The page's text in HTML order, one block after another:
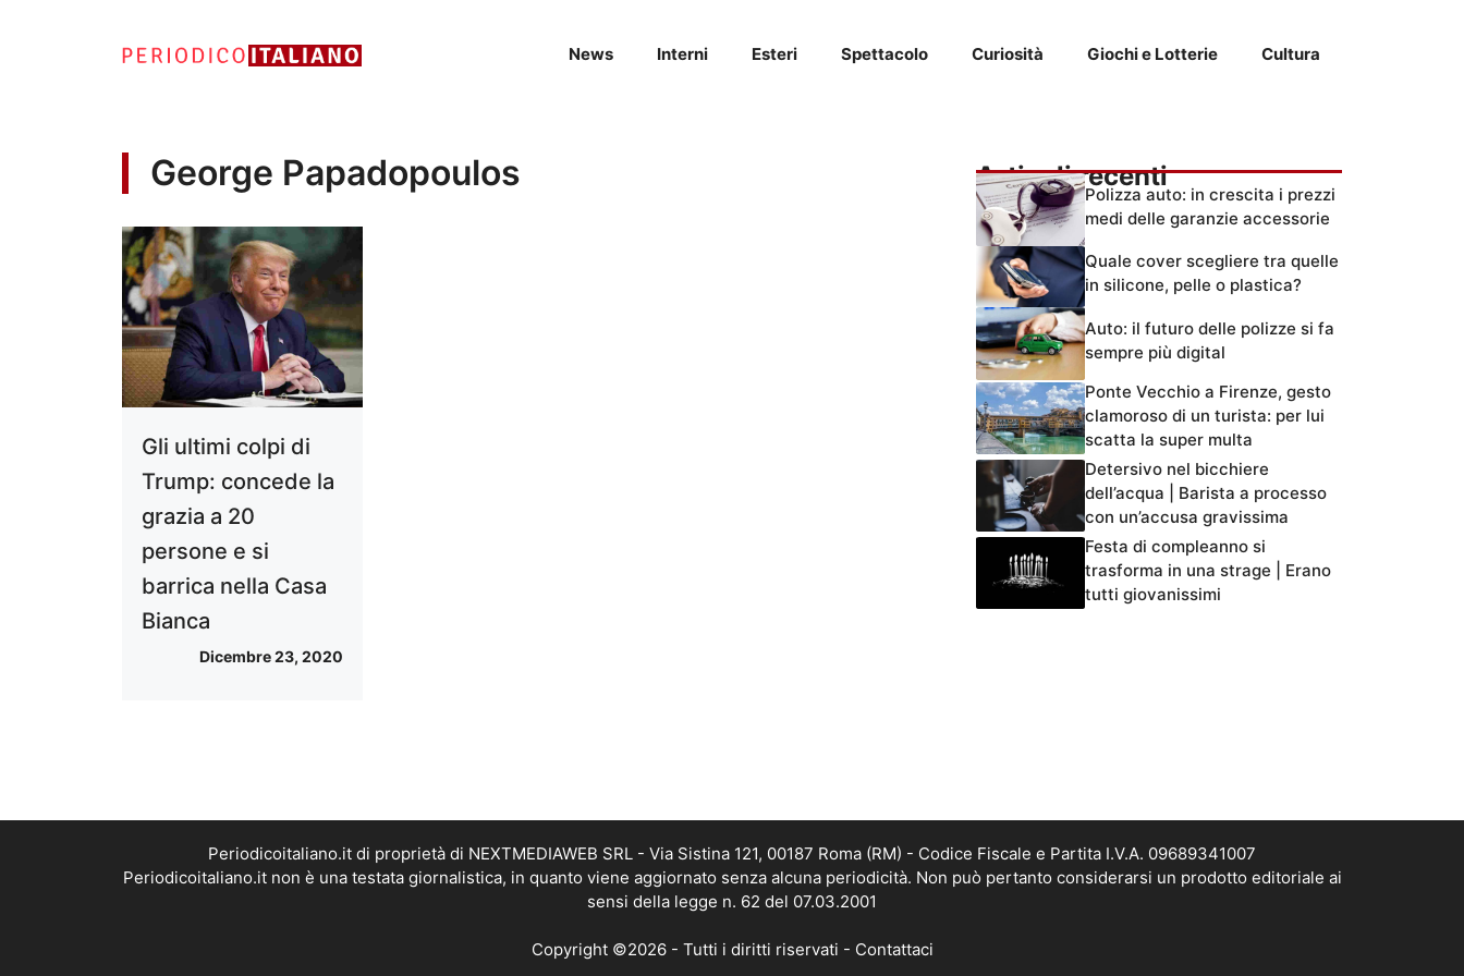
News Interni Esteri Spettacolo Curiosità Giochi e Lotterie Cultura
George Papadopoulos
Gli ultimi colpi di
Trump: concede la
grazia a 20
persone e si
barrica nella Casa
Bianca
Dicembre 23, 2020
Articoli recenti
Polizza auto: in crescita i prezzi
medi delle garanzie accessorie
Quale cover scegliere tra quelle
in silicone, pelle o plastica?
Auto: il futuro delle polizze si fa
sempre più digital
Ponte Vecchio a Firenze, gesto
clamoroso di un turista: per lui
scatta la super multa
Detersivo nel bicchiere
dell’acqua | Barista a processo
con un’accusa gravissima
Festa di compleanno si
trasforma in una strage | Erano
tutti giovanissimi
Periodicoitaliano.it di proprietà di NEXTMEDIAWEB SRL - Via Sistina 121, 00187 Roma (RM) - Codice Fiscale e Partita I.V.A. 09689341007
Periodicoitaliano.it non è una testata giornalistica, in quanto viene aggiornato senza alcuna periodicità. Non può pertanto considerarsi un prodotto editoriale ai
sensi della legge n. 62 del 07.03.2001
Copyright ©2026 - Tutti i diritti riservati - Contattaci